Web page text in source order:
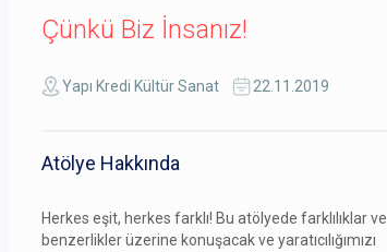
Çünkü Biz İnsanız!
Yapı Kredi Kültür Sanat 22.11.2019
Atölye Hakkında
Herkes eşit, herkes farklı! Bu atölyede farklılıklar ve
benzerlikler üzerine konuşacak ve yaratıcılığımızı